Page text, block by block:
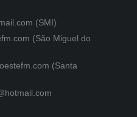
(SMI)
(São Miguel do
(Santa